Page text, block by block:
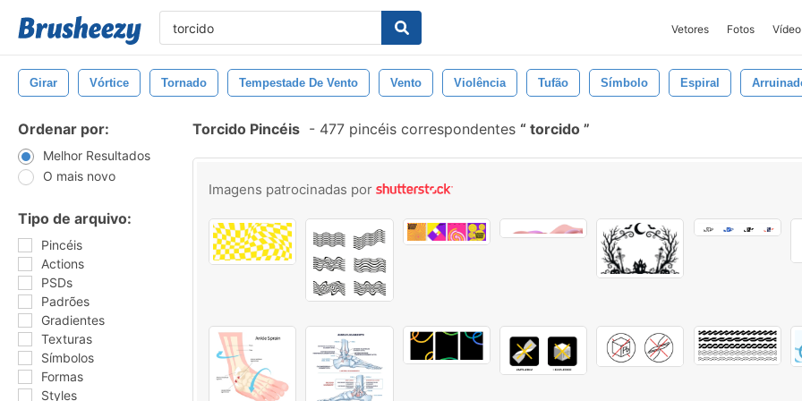
Vetores Fotos Vídeo
Girar Vórtice Tornado Tempestade De Vento Vento Violência Tufão Símbolo Espiral
Ordenar por:
Melhor Resultados
O mais novo
Tipo de arquivo:
Pincéis
Actions
PSDs
Padrões
Gradientes
Texturas
Símbolos
Formas
Styles
Torcido Pincéis - 477 pincéis correspondentes torcido
Imagens patrocinadas por